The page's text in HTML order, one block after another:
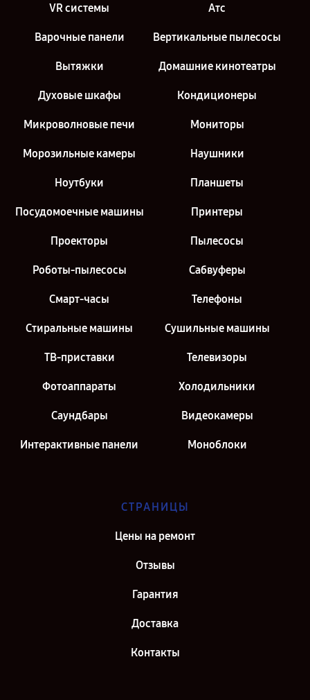
VR системы Атс
Варочные панели Вертикальные пылесосы
Вытяжки Домашние кинотеатры
Духовые шкафы Кондиционеры
Микроволновые печи Мониторы
Морозильные камеры Наушники
Ноутбуки Планшеты
Посудомоечные машины Принтеры
Проекторы Пылесосы
Роботы-пылесосы Сабвуферы
Смарт-часы Телефоны
Стиральные машины Сушильные машины
ТВ-приставки Телевизоры
Фотоаппараты Холодильники
Саундбары Видеокамеры
Интерактивные панели Моноблоки
СТРАНИЦЫ
Цены на ремонт
Отзывы
Гарантия
Доставка
Контакты